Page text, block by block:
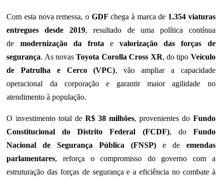
Com esta nova remessa, o GDF chega à marca de 1.354 viaturas
entregues desde 2019, resultado de uma política contínua
de modernização da frota evalorização das forças de
segurança. As novasToyota Corolla Cross XR, do tipo Veículo
de Patrulha e Cerco (VPC), vão ampliar a capacidade
operacional da corporação e garantir maior agilidade no
atendimento à população.
O investimento total de R$ 38 milhões, provenientes do Fundo
Constitucional do Distrito Federal (FCDF), do Fundo
Nacional de Segurança Pública (FNSP)e de emendas
parlamentares, reforça o compromisso do governo com a
estruturação das forças de segurança e a eficiência no combate à